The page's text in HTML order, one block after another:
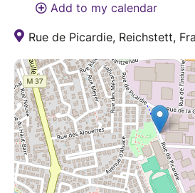
Add to my calendar
Rue de Picardie, Reichstett,